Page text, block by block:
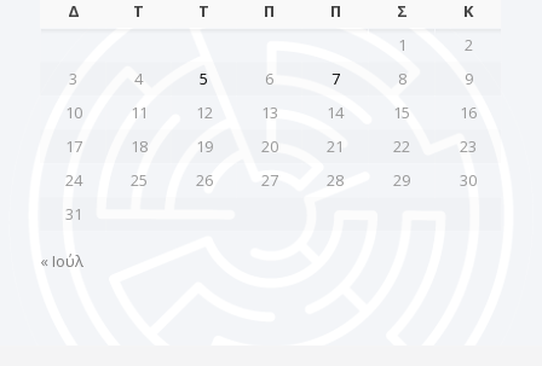
Δ Τ Τ Π Π Σ
Κ
1
2
3
4 5 6 7 8
9
10
11 12 13 14 15
16
17
18 19 20 21 22
23
24
25 26 27 28 29
30
31
« Ιούλ